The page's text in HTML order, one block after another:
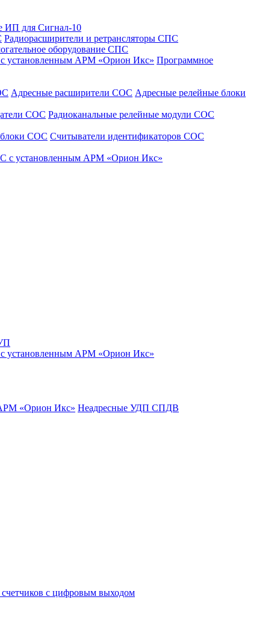
ИП для Сигнал-10
Радиорасширители и ретрансляторы СПС
оборудование СПС
установленным АРМ «Орион Икс» Программное
Адресные расширители СОС Адресные релейные блоки
СОС Радиоканальные релейные модули СОС
блоки СОС Считыватели идентификаторов СОС
с установленным АРМ «Орион Икс»
установленным АРМ «Орион Икс»
«Орион Икс» Неадресные УДП СПДВ
с цифровым выходом